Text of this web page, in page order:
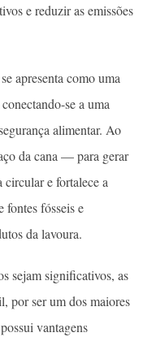
e reduzir as emissões
apresenta como uma
se a uma
alimentar. Ao
da cana — para gerar
e fortalece a
fontes fósseis e
da lavoura.
sejam significativos, as
por ser um dos maiores
vantagens